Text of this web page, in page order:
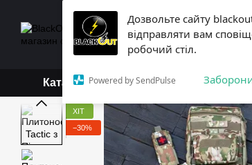
Дозвольте сайту
відправляти вам
робочий стіл.
Powered by SendPulse
Перейти до основного контенту
+38 (068)
Каталог
Каталог
ХІТ
−30%